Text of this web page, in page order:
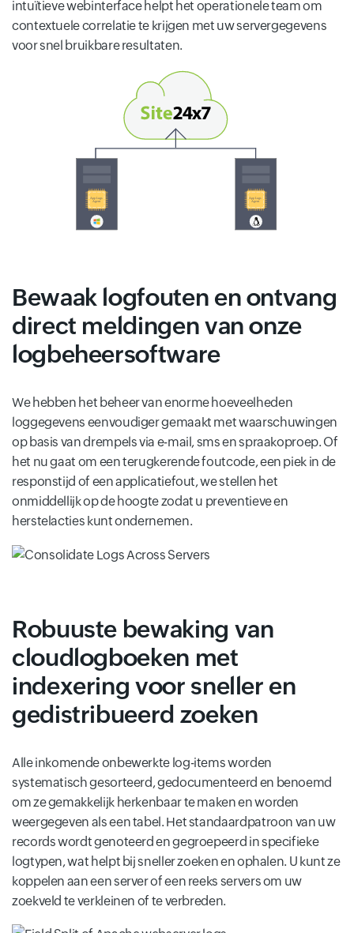
intuïtieve webinterface helpt het operationele team om
contextuele correlatie te krijgen met uw servergegevens
voor snel bruikbare resultaten.
Bewaak logfouten en ontvang
direct meldingen van onze
logbeheersoftware
We hebben het beheer van enorme hoeveelheden
loggegevens eenvoudiger gemaakt met waarschuwingen
op basis van drempels via e-mail, sms en spraakoproep. Of
het nu gaat om een ​​terugkerende foutcode, een piek in de
responstijd of een applicatiefout, we stellen het
onmiddellijk op de hoogte zodat u preventieve en
herstelacties kunt ondernemen.
Robuuste bewaking van
cloudlogboeken met
indexering voor sneller en
gedistribueerd zoeken
Alle inkomende onbewerkte log-items worden
systematisch gesorteerd, gedocumenteerd en benoemd
om ze gemakkelijk herkenbaar te maken en worden
weergegeven als een tabel. Het standaardpatroon van uw
records wordt genoteerd en gegroepeerd in specifieke
logtypen, wat helpt bij sneller zoeken en ophalen. U kunt ze
koppelen aan een server of een reeks servers om uw
zoekveld te verkleinen of te verbreden.